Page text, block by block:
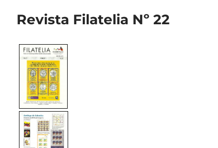
Temática en Colombia | 2008 –
Revista Filatelia Nº 22